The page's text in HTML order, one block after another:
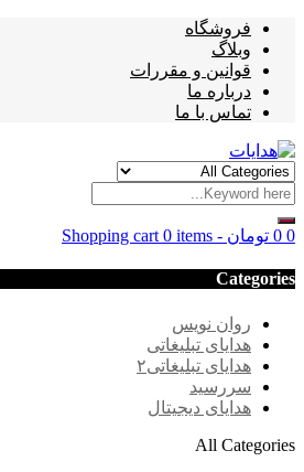
فروشگاه
وبلاگ
قوانین و مقررات
درباره ما
تماس با ما
Shopping cart 0 items - 0 تومان 0
Categories
روان نویس
هدایای تبلیغاتی
هدایای تبلیغاتی۲
سررسید
هدایای دیجیتال
All Categories